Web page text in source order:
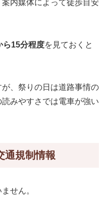
内媒体によって徒歩目安
ら15分程度を見ておくと
、祭りの日は道路事情の
みやすさでは電車が強い
通規制情報
せん。